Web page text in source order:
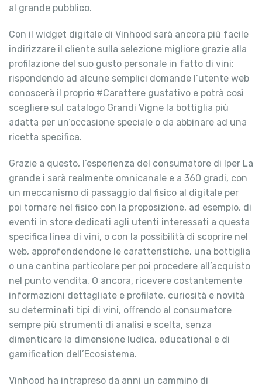
al grande pubblico.
Con il widget digitale di Vinhood sarà ancora più facile
indirizzare il cliente sulla selezione migliore grazie alla
profilazione del suo gusto personale in fatto di vini:
rispondendo ad alcune semplici domande l’utente web
conoscerà il proprio #Carattere gustativo e potrà così
scegliere sul catalogo Grandi Vigne la bottiglia più
adatta per un’occasione speciale o da abbinare ad una
ricetta specifica.
Grazie a questo, l’esperienza del consumatore di Iper La
grande i sarà realmente omnicanale e a 360 gradi, con
un meccanismo di passaggio dal fisico al digitale per
poi tornare nel fisico con la proposizione, ad esempio, di
eventi in store dedicati agli utenti interessati a questa
specifica linea di vini, o con la possibilità di scoprire nel
web, approfondendone le caratteristiche, una bottiglia
o una cantina particolare per poi procedere all’acquisto
nel punto vendita. O ancora, ricevere costantemente
informazioni dettagliate e profilate, curiosità e novità
su determinati tipi di vini, offrendo al consumatore
sempre più strumenti di analisi e scelta, senza
dimenticare la dimensione ludica, educational e di
gamification dell’Ecosistema.
Vinhood ha intrapreso da anni un cammino di